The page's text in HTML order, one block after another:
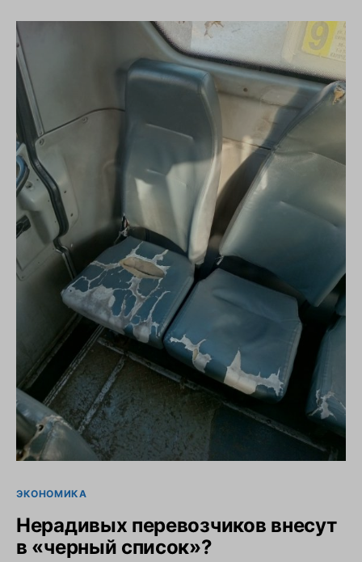
ЭКОНОМИКА
Нерадивых перевозчиков внесут
в «черный список»?